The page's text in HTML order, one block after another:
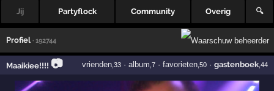
Jij Partyflock Community Overig 🔍
Profiel · 192744
Maaikiee!!!! 📷 vrienden,33· album ,7· favorieten,50· gastenboek,44